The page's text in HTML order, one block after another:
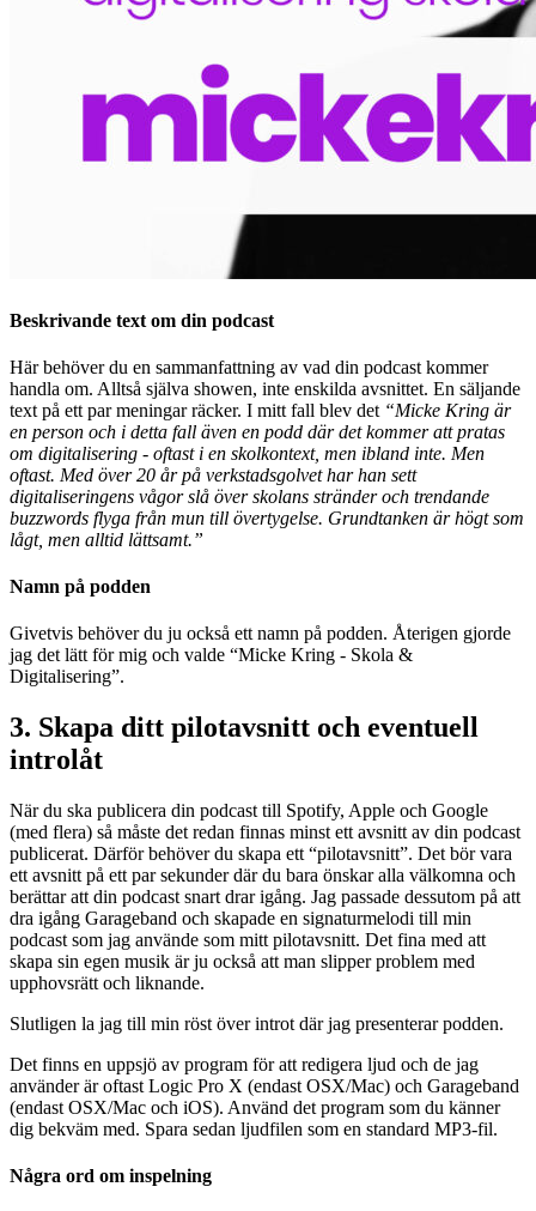
Beskrivande text om din podcast
Här behöver du en sammanfattning av vad din podcast kommer
handla om. Alltså själva showen, inte enskilda avsnittet. En säljande
text på ett par meningar räcker. I mitt fall blev det “Micke Kring är
en person och i detta fall även en podd där det kommer att pratas
om digitalisering - oftast i en skolkontext, men ibland inte. Men
oftast. Med över 20 år på verkstadsgolvet har han sett
digitaliseringens vågor slå över skolans stränder och trendande
buzzwords flyga från mun till övertygelse. Grundtanken är högt som
lågt, men alltid lättsamt.”
Namn på podden
Givetvis behöver du ju också ett namn på podden. Återigen gjorde
jag det lätt för mig och valde “Micke Kring - Skola &
Digitalisering”.
3. Skapa ditt pilotavsnitt och eventuell
introlåt
När du ska publicera din podcast till Spotify, Apple och Google
(med flera) så måste det redan finnas minst ett avsnitt av din podcast
publicerat. Därför behöver du skapa ett “pilotavsnitt”. Det bör vara
ett avsnitt på ett par sekunder där du bara önskar alla välkomna och
berättar att din podcast snart drar igång. Jag passade dessutom på att
dra igång Garageband och skapade en signaturmelodi till min
podcast som jag använde som mitt pilotavsnitt. Det fina med att
skapa sin egen musik är ju också att man slipper problem med
upphovsrätt och liknande.
Slutligen la jag till min röst över introt där jag presenterar podden.
Det finns en uppsjö av program för att redigera ljud och de jag
använder är oftast Logic Pro X (endast OSX/Mac) och Garageband
(endast OSX/Mac och iOS). Använd det program som du känner
dig bekväm med. Spara sedan ljudfilen som en standard MP3-fil.
Några ord om inspelning